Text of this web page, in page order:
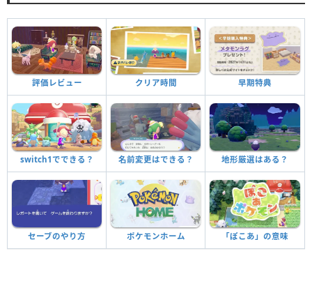
評価レビュー クリア時間 早期特典
switch1でできる？ 名前変更はできる？ 地形厳選はある？
セーブのやり方 ポケモンホーム 「ぽこあ」の意味